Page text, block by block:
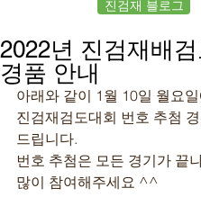
진검재 블로그
2022년 진검재배
경품 안내
아래와 같이 1월 10일 월요
진검재검도대회 번호 추첨
드립니다.
번호 추첨은 모든 경기가 끝
많이 참여해주세요 ^^